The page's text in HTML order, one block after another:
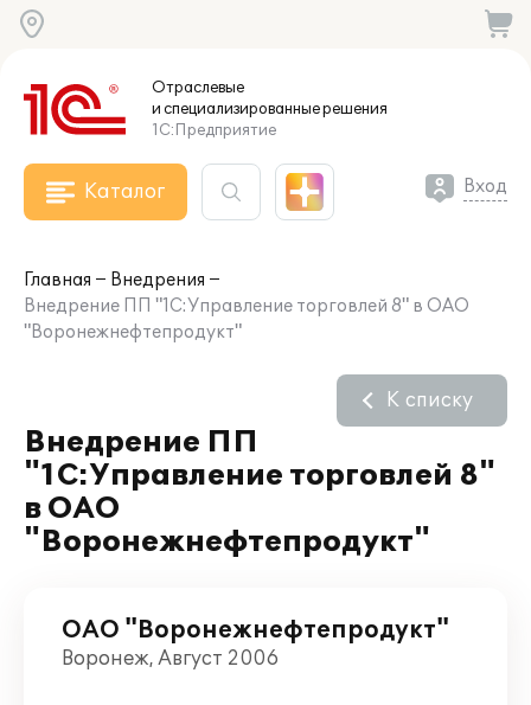
Отраслевые
и специализированныерешения
1С:Предприятие
Каталог Вход
Главная
Внедрения
Внедрение ПП "1С:Управление торговлей 8" в ОАО
"Воронежнефтепродукт"
Внедрение ПП
"1С:Управление торговлей 8"
в ОАО
"Воронежнефтепродукт"
К списку
ОАО "Воронежнефтепродукт"
Воронеж, Август 2006